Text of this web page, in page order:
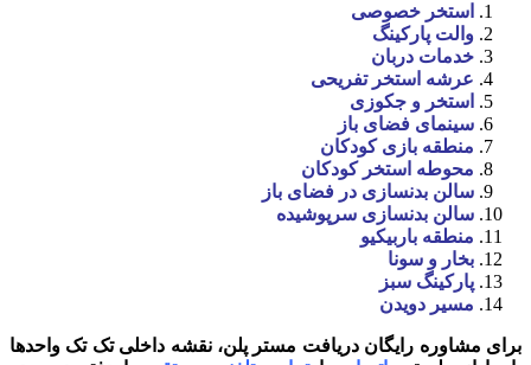
استخر خصوصی
والت پارکینگ
خدمات دربان
عرشه استخر تفریحی
استخر و جکوزی
سینمای فضای باز
منطقه بازی کودکان
محوطه استخر کودکان
سالن بدنسازی در فضای باز
سالن بدنسازی سرپوشیده
منطقه باربیکیو
بخار و سونا
پارکینگ سبز
مسیر دویدن
برای مشاوره رایگان دریافت مستر پلن، نقشه داخلی تک تک واحدها